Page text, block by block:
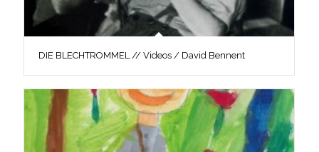
DIE BLECHTROMMEL // Videos / David Bennent